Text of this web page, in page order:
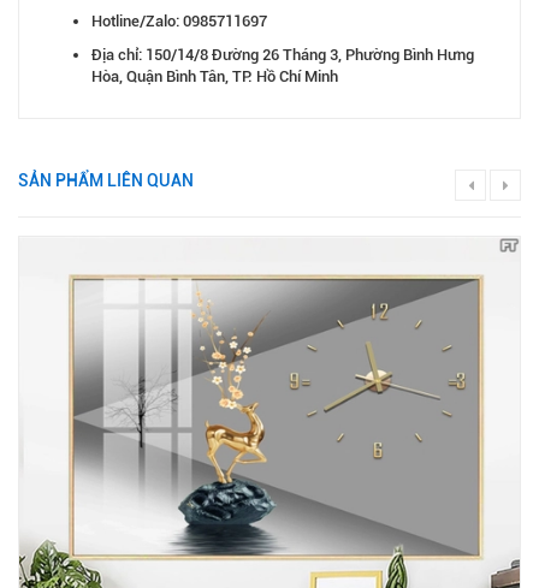
Hotline/Zalo: 0985711697
Địa chỉ: 150/14/8 Đường 26 Tháng 3, Phường Bình Hưng
Hòa, Quận Bình Tân, TP. Hồ Chí Minh
SẢN PHẨM LIÊN QUAN